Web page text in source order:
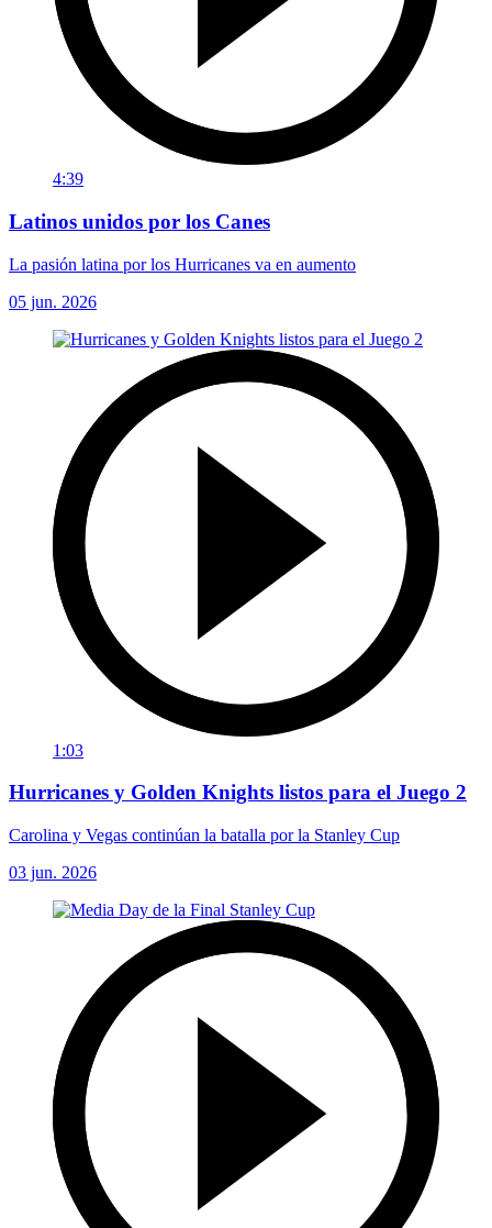
4:39
Latinos unidos por los Canes
La pasión latina por los Hurricanes va en aumento
05 jun. 2026
1:03
Hurricanes y Golden Knights listos para el Juego 2
Carolina y Vegas continúan la batalla por la Stanley Cup
03 jun. 2026